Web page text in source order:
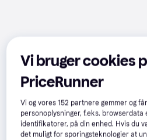
Vi bruger cookies
PriceRunner
Vi og vores152 partnere gemmer og
personoplysninger, f.eks. browserdata
identifikatorer, på din enhed. Hvis du
det muligt for sporingsteknologier at